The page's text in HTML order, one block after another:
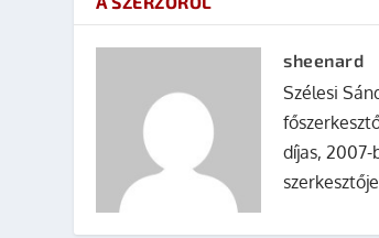
sheenard
Szélesi
díjas,